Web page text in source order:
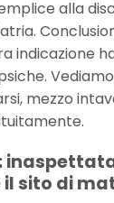
alla
indicazione
mezzo
sito di